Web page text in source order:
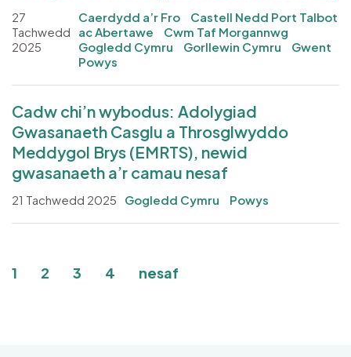
27
Tachwedd
2025
Caerdydd a’r Fro
Castell Nedd Port Talbot
ac Abertawe
Cwm Taf Morgannwg
Gogledd Cymru
Gorllewin Cymru
Gwent
Powys
Cadw chi’n wybodus: Adolygiad
Gwasanaeth Casglu a Throsglwyddo
Meddygol Brys (EMRTS), newid
gwasanaeth a’r camau nesaf
21 Tachwedd 2025 Gogledd Cymru Powys
Pagination
Current page
1 Tudalen
2 Tudalen
3 Tudalen
4 nesaf